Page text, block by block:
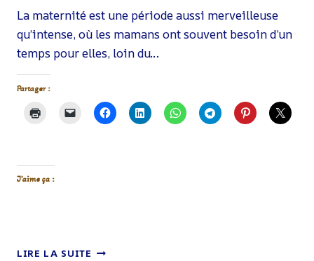
La maternité est une période aussi merveilleuse
qu’intense, où les mamans ont souvent besoin d’un
temps pour elles, loin du…
Partager :
J’aime ça :
LIRE LA SUITE LE